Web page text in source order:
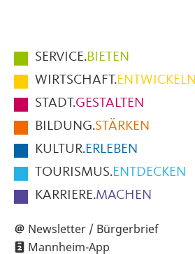
Hauptmenüpunkte
im
Fußbereich
der
Seite
SERVICE.BIETEN
WIRTSCHAFT.ENTWICKELN
STADT.GESTALTEN
BILDUNG.STÄRKEN
KULTUR.ERLEBEN
TOURISMUS.ENTDECKEN
KARRIERE.MACHEN
Newsletter / Bürgerbrief
Mannheim-App